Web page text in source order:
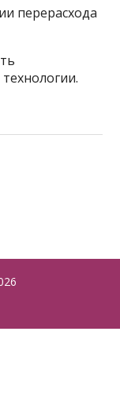
перерасхода